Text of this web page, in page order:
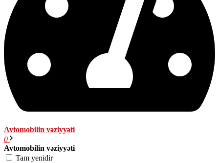
Avtomobilin vəziyyəti
0
Avtomobilin vəziyyəti
Tam yenidir